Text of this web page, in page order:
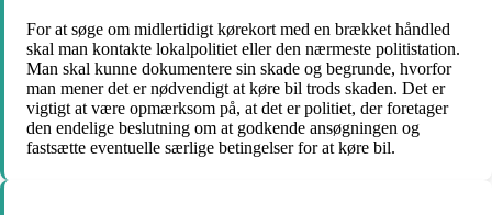
For at søge om midlertidigt kørekort med en brækket håndled
skal man kontakte lokalpolitiet eller den nærmeste politistation.
Man skal kunne dokumentere sin skade og begrunde, hvorfor
man mener det er nødvendigt at køre bil trods skaden. Det er
vigtigt at være opmærksom på, at det er politiet, der foretager
den endelige beslutning om at godkende ansøgningen og
fastsætte eventuelle særlige betingelser for at køre bil.